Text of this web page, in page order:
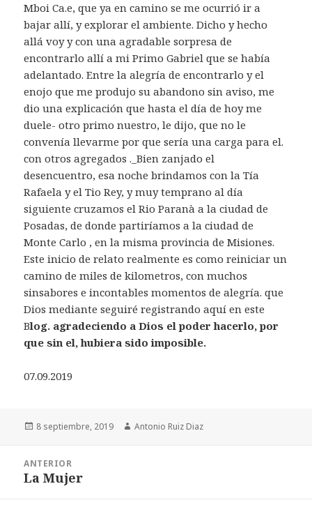
Mboi Ca.e, que ya en camino se me ocurrió ir a
bajar allí, y explorar el ambiente. Dicho y hecho
allá voy y con una agradable sorpresa de
encontrarlo allí a mi Primo Gabriel que se había
adelantado. Entre la alegría de encontrarlo y el
enojo que me produjo su abandono sin aviso, me
dio una explicación que hasta el día de hoy me
duele- otro primo nuestro, le dijo, que no le
convenía llevarme por que sería una carga para el.
con otros agregados ._Bien zanjado el
desencuentro, esa noche brindamos con la Tía
Rafaela y el Tio Rey, y muy temprano al día
siguiente cruzamos el Rio Paranà a la ciudad de
Posadas, de donde partiríamos a la ciudad de
Monte Carlo , en la misma provincia de Misiones.
Este inicio de relato realmente es como reiniciar un
camino de miles de kilometros, con muchos
sinsabores e incontables momentos de alegría. que
Dios mediante seguiré registrando aquí en este
Blog. agradeciendo a Dios el poder hacerlo, por
que sin el, hubiera sido imposible.
07.09.2019
Publicado
8 septiembre, 2019 Autor
Antonio Ruiz Diaz
entradas
ANTERIOR
Entrada
La Mujer